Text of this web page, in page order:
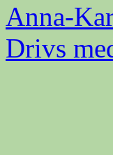
Anna-
Drivs